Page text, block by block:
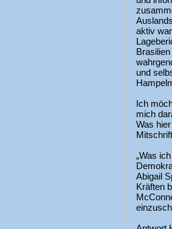
aktiv
und
Ich
mich
Was
„Was
Abigail
Kräften